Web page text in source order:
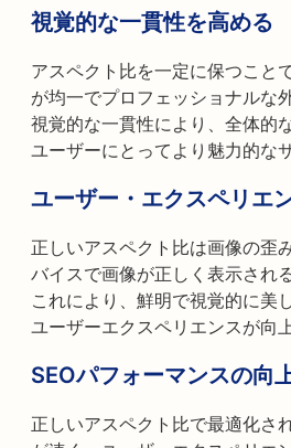
視覚的な一貫性を高める
アスペクト比を一定に保つこと
が均一でプロフェッショナルな
視覚的な一貫性により、全体的
ユーザーにとってより魅力的な
ユーザー・エクスペリエ
正しいアスペクト比は画像の歪
バイスで画像が正しく表示され
これにより、鮮明で視覚的に美
ユーザーエクスペリエンスが向
SEOパフォーマンスの向
正しいアスペクト比で最適化さ